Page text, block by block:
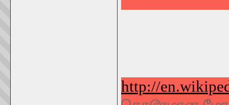
http://